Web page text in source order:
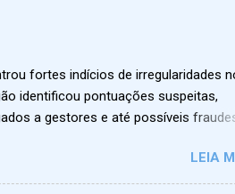
fortes indícios de irregularidades
identificou pontuações suspeitas,
a gestores e até possíveis
primeiras posições teriam recebido
real apresentada. 🩺 Agentes
LEIA